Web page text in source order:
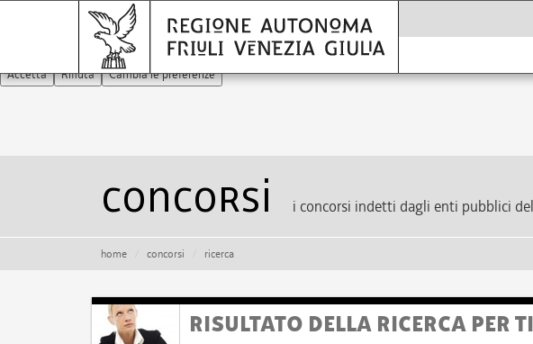
Noi usiamo i cookies
Questo sito NON utilizza alcun cookie di profilazione. Se vuoi saperne di più leggi
Accetta Rifiuta Cambia le preferenze
Concorsi i concorsi indetti dagli enti pubblici
home concorsi ricerca
RISULTATO DELLA RICERCA PER